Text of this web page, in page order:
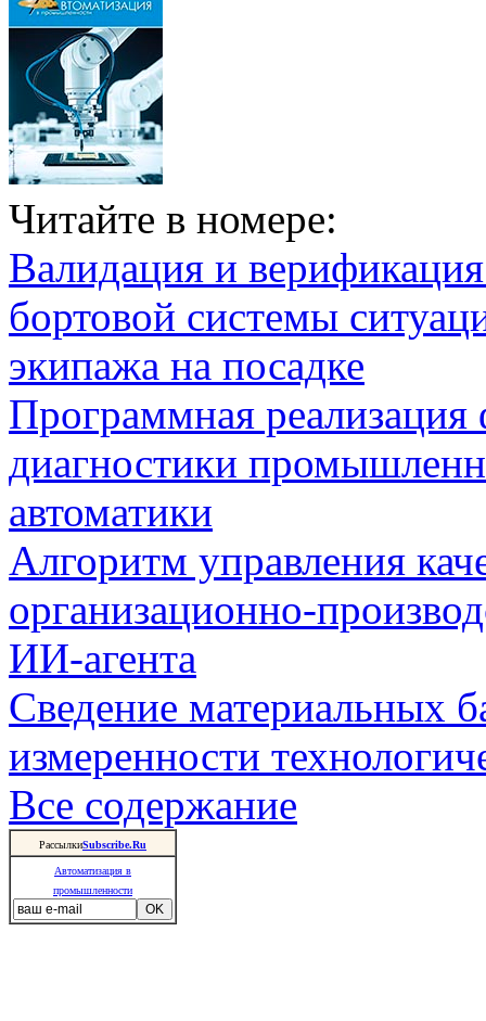
Читайте в номере:
Валидация и
бортовой системы
экипажа на посадке
Программная
диагностики
автоматики
Алгоритм управления
организационно-
ИИ-агента
Сведение материальных
измеренности
Все содержание
РассылкиSubscribe.Ru
Автоматизация в
промышленности